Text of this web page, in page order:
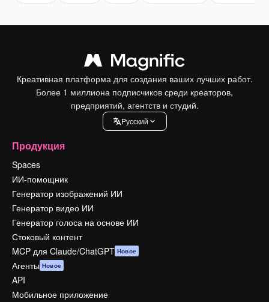
Креативная платформа для создания ваших лучших работ.
Более 1 миллиона подписчиков среди креаторов,
предприятий, агентств и студий.
Pусский
Продукция
Spaces
ИИ-помощник
Генератор изображений ИИ
Генератор видео ИИ
Генератор голоса на основе ИИ
Стоковый контент
MCP для Claude/ChatGPT Новое
Агенты Новое
API
Мобильное приложение